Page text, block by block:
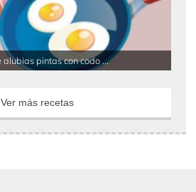
alubias pintas con codo ...
Ver más recetas